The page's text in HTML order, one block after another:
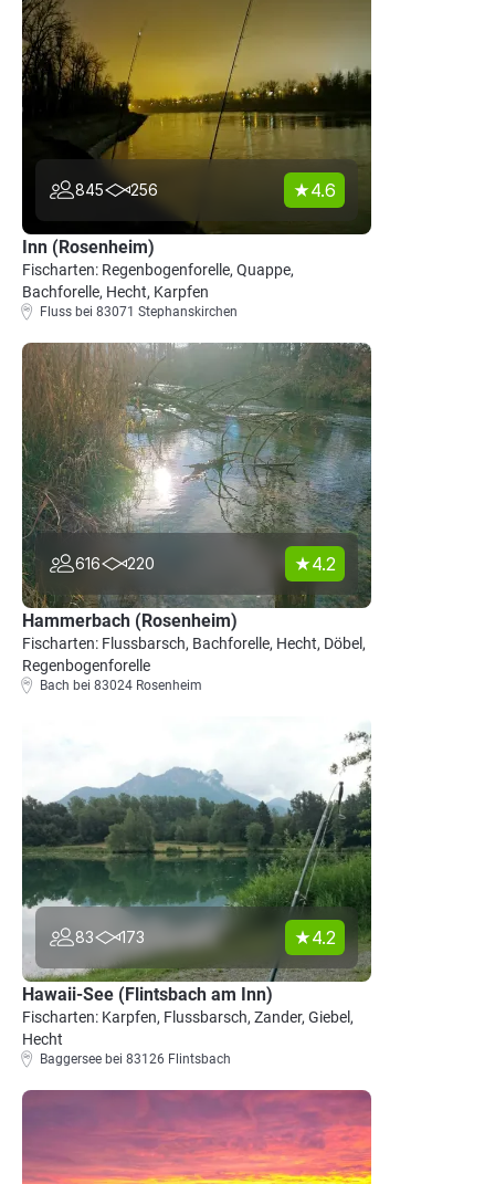
845 256 4.6
Inn (Rosenheim)
Fischarten: Regenbogenforelle, Quappe,
Bachforelle, Hecht, Karpfen
Fluss bei 83071 Stephanskirchen
616 220 4.2
Hammerbach (Rosenheim)
Fischarten: Flussbarsch, Bachforelle, Hecht, Döbel,
Regenbogenforelle
Bach bei 83024 Rosenheim
83 173 4.2
Hawaii-See (Flintsbach am Inn)
Fischarten: Karpfen, Flussbarsch, Zander, Giebel,
Hecht
Baggersee bei 83126 Flintsbach